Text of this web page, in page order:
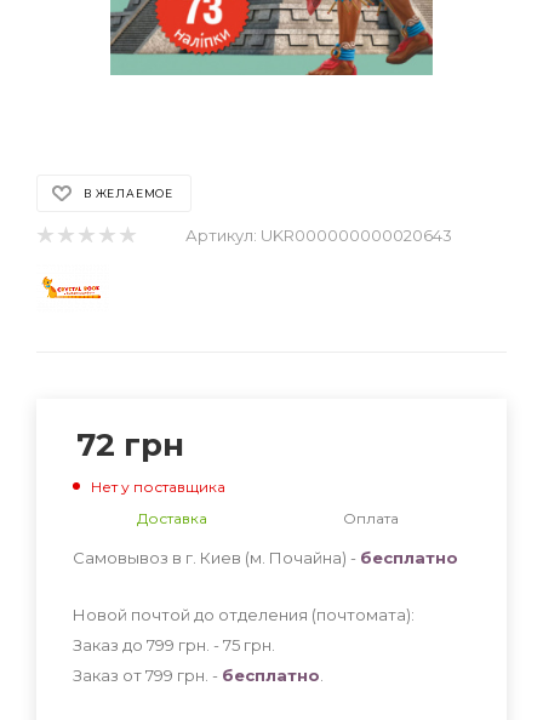
В ЖЕЛАЕМОЕ
Артикул: UKR000000000020643
72 грн
Нет у поставщика
Доставка
Оплата
Самовывоз в г. Киев (м. Почайна) - бесплатно
Новой почтой до отделения (почтомата):
Заказ до 799 грн. - 75 грн
Заказ от 799 грн. - бесплатно